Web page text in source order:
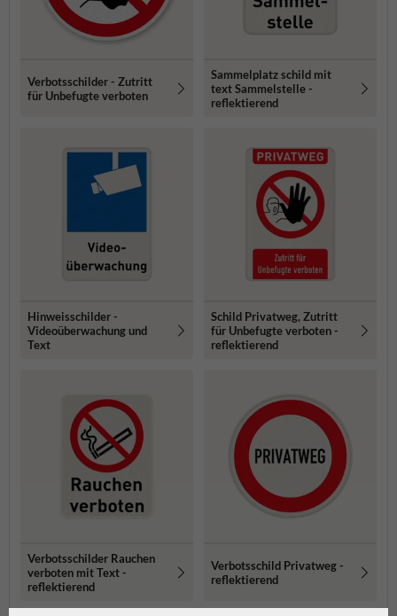
Verbotsschilder - Zutritt
für Unbefugte verboten
Sammelplatz schild mit
text Sammelstelle -
reflektierend
Hinweisschilder -
Videoüberwachung und
Text
Schild Privatweg, Zutritt
für Unbefugte verboten -
reflektierend
Verbotsschilder Rauchen
verboten mit Text -
reflektierend
Verbotsschild Privatweg -
reflektierend